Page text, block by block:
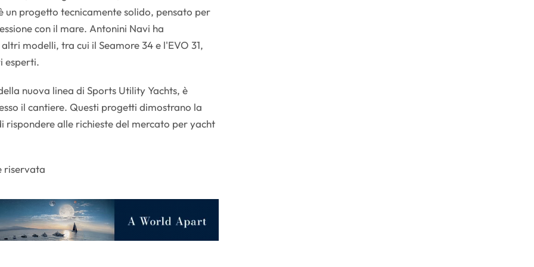
un progetto tecnicamente solido, pensato per
con il mare. Antonini Navi ha
modelli, tra cui il Seamore 34 e l'EVO 31,
esperti.
nuova linea di Sports Utility Yachts, è
il cantiere. Questi progetti dimostrano la
rispondere alle richieste del mercato per yacht
riservata